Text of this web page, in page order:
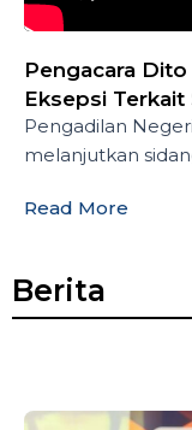
Pengacara
Eksepsi
Pengadilan
melanjutkan
Read More
Berita